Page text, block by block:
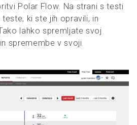
Polar Flow. Na strani s testi
ki ste jih opravili, in
lahko spremljate svoj
spremembe v svoji